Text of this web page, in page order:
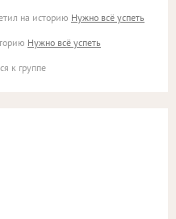
на историю Нужно всё успеть
Нужно всё успеть
к группе